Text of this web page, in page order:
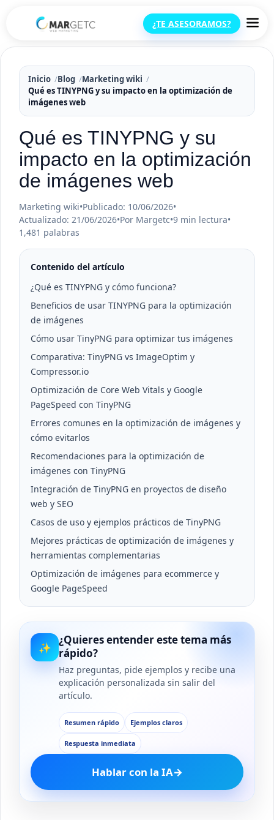
¿TE ASESORAMOS?
Inicio Blog
Marketing wiki
Qué es TINYPNG y su impacto en la optimización de
imágenes web
Qué es TINYPNG y su
impacto en la optimización
de imágenes web
Marketing wiki•Publicado: 10/06/2026•
Actualizado: 21/06/2026•Por Margetc•9 min lectura•
1,481 palabras
Contenido del artículo
¿Qué es TINYPNG y cómo funciona?
Beneficios de usar TINYPNG para la optimización
de imágenes
Cómo usar TinyPNG para optimizar tus imágenes
Comparativa: TinyPNG vs ImageOptim y
Compressor.io
Optimización de Core Web Vitals y Google
PageSpeed con TinyPNG
Errores comunes en la optimización de imágenes y
cómo evitarlos
Recomendaciones para la optimización de
imágenes con TinyPNG
Integración de TinyPNG en proyectos de diseño
web y SEO
Casos de uso y ejemplos prácticos de TinyPNG
Mejores prácticas de optimización de imágenes y
herramientas complementarias
Optimización de imágenes para ecommerce y
Google PageSpeed
✨
¿Quieres entender este tema más
rápido?
Haz preguntas, pide ejemplos y recibe una
explicación personalizada sin salir del
artículo.
Resumen rápido Ejemplos claros
Respuesta inmediata
Hablar con la IA→